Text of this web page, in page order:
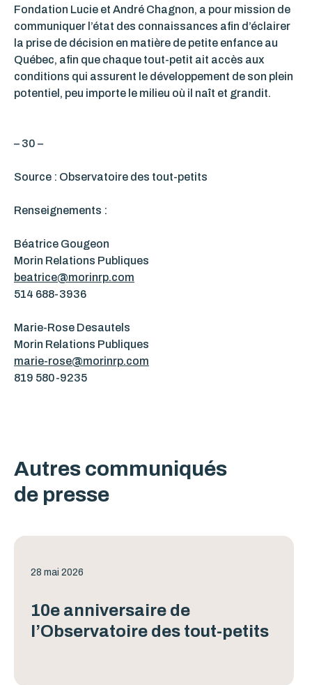
Fondation Lucie et André Chagnon, a pour mission de
communiquer l’état des connaissances afin d’éclairer
la prise de décision en matière de petite enfance au
Québec, afin que chaque tout-petit ait accès aux
conditions qui assurent le développement de son plein
potentiel, peu importe le milieu où il naît et grandit.
– 30 –
Source : Observatoire des tout-petits
Renseignements :
Béatrice Gougeon
Morin Relations Publiques
beatrice@morinrp.com
514 688-3936
Marie-Rose Desautels
Morin Relations Publiques
marie-rose@morinrp.com
819 580-9235
Autres communiqués
de presse
28 mai 2026
10e anniversaire de
l’Observatoire des tout-petits